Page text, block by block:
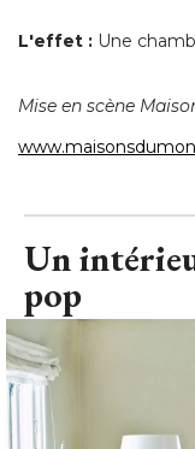
L'effet : Une
Mise en scène
Un
pop